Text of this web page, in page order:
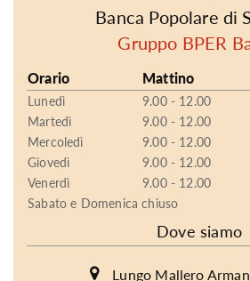
Banca Popolare di
Gruppo BPER
Orario Mattino
Lunedì 9.00 - 12.00
Martedì
9.00 - 12.00
Mercoledì
9.00 - 12.00
Giovedì
9.00 - 12.00
Venerdì
9.00 - 12.00
Sabato e Domenica chiuso
Dove siamo
Lungo Mallero